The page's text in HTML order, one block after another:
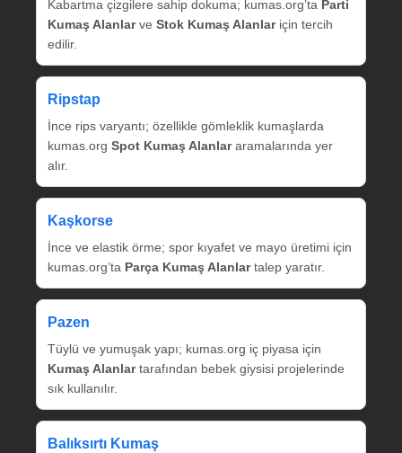
Kabartma çizgilere sahip dokuma; kumas.org’ta Parti
Kumaş Alanlarve Stok Kumaş Alanlariçin tercih
edilir.
Ripstap
İnce rips varyantı; özellikle gömleklik kumaşlarda
kumas.org Spot Kumaş Alanlararamalarında yer
alır.
Kaşkorse
İnce ve elastik örme; spor kıyafet ve mayo üretimi için
kumas.org’ta Parça Kumaş Alanlartalep yaratır.
Pazen
Tüylü ve yumuşak yapı; kumas.org iç piyasa için
Kumaş Alanlartarafından bebek giysisi projelerinde
sık kullanılır.
Balıksırtı Kumaş